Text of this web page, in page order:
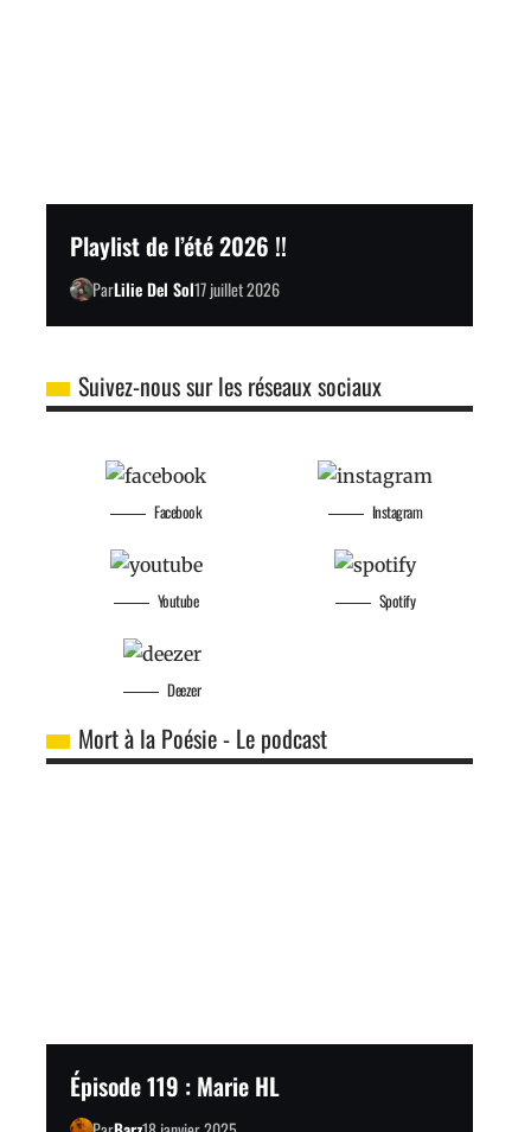
Playlist de l’été 2026 !!
ParLilie Del Sol17 juillet 2026
Suivez-nous sur les réseaux sociaux
Facebook
Youtube
Instagram
Spotify
Deezer
Mort à la Poésie - Le podcast
Épisode 119 : Marie HL